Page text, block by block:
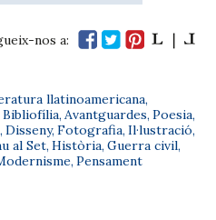
nos a:
llatinoamericana,
Bibliofília, Avantguardes, Poesia,
, Disseny, Fotografia, Il·lustració,
al Set, Història, Guerra civil,
, Pensament